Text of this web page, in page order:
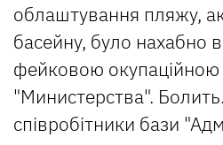
облаштування пляжу,
басейну, було нахабно
фейковою окупаційною
"Министерства".
співробітники бази